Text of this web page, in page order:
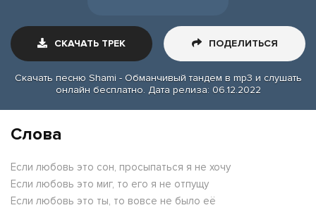
СКАЧАТЬ ТРЕК ПОДЕЛИТЬСЯ
Скачать песню Shami - Обманчивый тандем в mp3 и слушать
онлайн бесплатно. Дата релиза: 06.12.2022
Слова
Если любовь это сон, просыпаться я не хочу
Если любовь это миг, то его я не отпущу
Если любовь это ты, то вовсе не было её